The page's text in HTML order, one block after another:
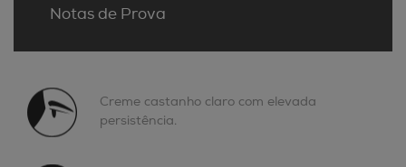
Notas de Prova
Creme castanho claro com elevada
persistência.